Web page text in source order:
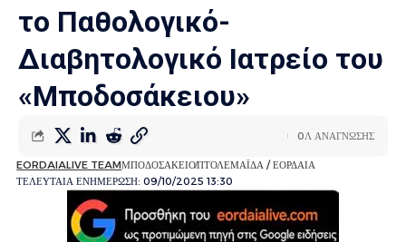
το Παθολογικό-
Διαβητολογικό Ιατρείο του
«Μποδοσάκειου»
ΤΕΛΕΥΤΑΙΑ ΕΝΗΜΕΡΩΣΗ: 09/10/2025 13:30
EORDAIALIVE TEAMΜΠΟΔΟΣΑΚΕΙΟΠΤΟΛΕΜΑΪΔΑ / ΕΟΡΔΑΙΑ
0Λ ΑΝΑΓΝΩΣΗΣ